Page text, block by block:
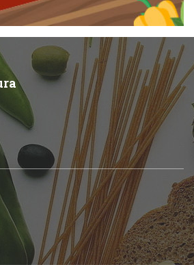
e Frutos do Mar
Pizzarias
Portuguesa
Self-service
e sorvetes
Portuguesa
e sorvetes
Variados